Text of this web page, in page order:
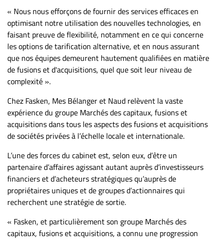
« Nous nous efforçons de fournir des services efficaces en
optimisant notre utilisation des nouvelles technologies, en
faisant preuve de flexibilité, notamment en ce qui concerne
les options de tarification alternative, et en nous assurant
que nos équipes demeurent hautement qualifiées en matière
de fusions et d'acquisitions, quel que soit leur niveau de
complexité ».
Chez Fasken, Mes Bélanger et Naud relèvent la vaste
expérience du groupe Marchés des capitaux, fusions et
acquisitions dans tous les aspects des fusions et acquisitions
de sociétés privées à l’échelle locale et internationale.
L’une des forces du cabinet est, selon eux, d’être un
partenaire d’affaires agissant autant auprès d’investisseurs
financiers et d’acheteurs stratégiques qu’auprès de
propriétaires uniques et de groupes d’actionnaires qui
recherchent une stratégie de sortie.
« Fasken, et particulièrement son groupe Marchés des
capitaux, fusions et acquisitions, a connu une progression